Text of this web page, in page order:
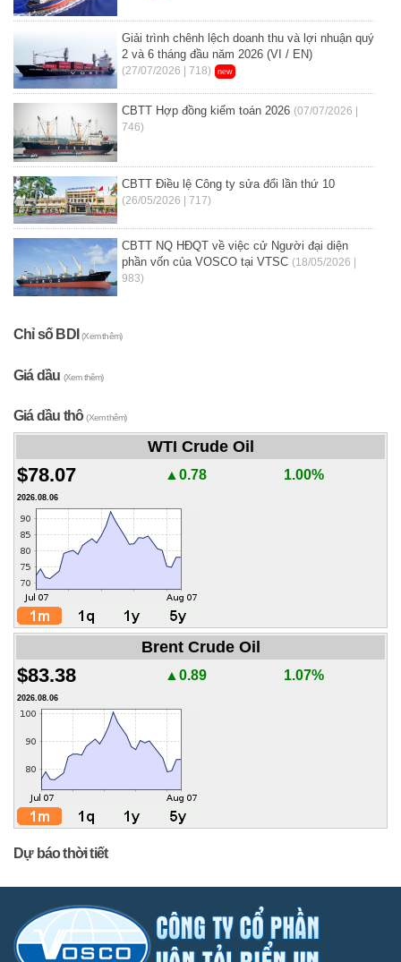
Giải trình chênh lệch doanh thu và lợi nhuận quý
2 và 6 tháng đầu năm 2026 (VI / EN)
(27/07/2026 | 718) new
CBTT Hợp đồng kiểm toán 2026 (07/07/2026 |
746)
CBTT Điều lệ Công ty sửa đổi lần thứ 10
(26/05/2026 | 717)
CBTT NQ HĐQT về việc cử Người đại diện
phần vốn của VOSCO tại VTSC (18/05/2026 |
983)
Chỉ số BDI(Xem thêm)
Giá dầu (Xem thêm)
Giá dầu thô(Xem thêm)
WTI Crude Oil
$78.07 ▲0.78 1.00%
2026.08.06
Brent Crude Oil
$83.38 ▲0.89 1.07%
2026.08.06
Dự báo thời tiết